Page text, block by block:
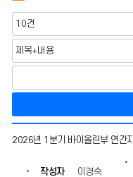
이
2026년 1분기 바이올린부 연간
작성자 이경숙